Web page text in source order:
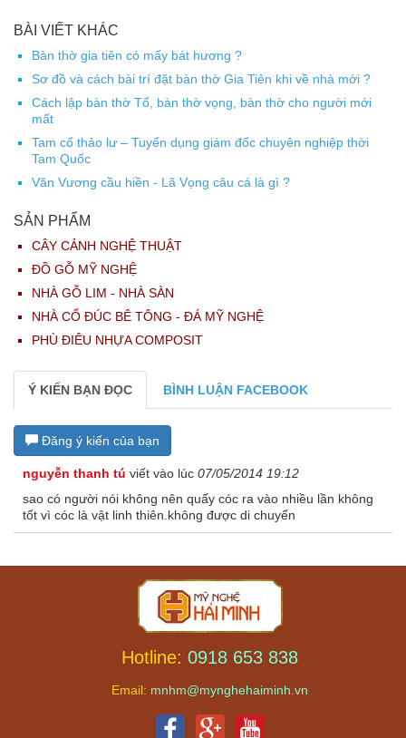
BÀI VIẾT KHÁC
Bàn thờ gia tiên có mấy bát hương ?
Sơ đồ và cách bài trí đặt bàn thờ Gia Tiên khi về nhà mới ?
Cách lập bàn thờ Tổ, bàn thờ vọng, bàn thờ cho người mới
mất
Tam cố thảo lư – Tuyển dụng giám đốc chuyên nghiệp thời
Tam Quốc
Văn Vương cầu hiền - Lã Vọng câu cá là gì ?
SẢN PHẨM
CÂY CẢNH NGHỆ THUẬT
ĐỒ GỖ MỸ NGHỆ
NHÀ GỖ LIM - NHÀ SÀN
NHÀ CỔ ĐÚC BÊ TÔNG - ĐÁ MỸ NGHỆ
PHÙ ĐIÊU NHỰA COMPOSIT
Ý KIẾN BẠN ĐỌC BÌNH LUẬN FACEBOOK
Đăng ý kiến của bạn
nguyễn thanh tú viết vào lúc 07/05/2014 19:12
sao có người nói không nên quấy cóc ra vào nhiều lần không
tốt vì cóc là vật linh thiên.không được di chuyển
Hotline: 0918 653 838
Email: mnhm@mynghehaiminh.vn